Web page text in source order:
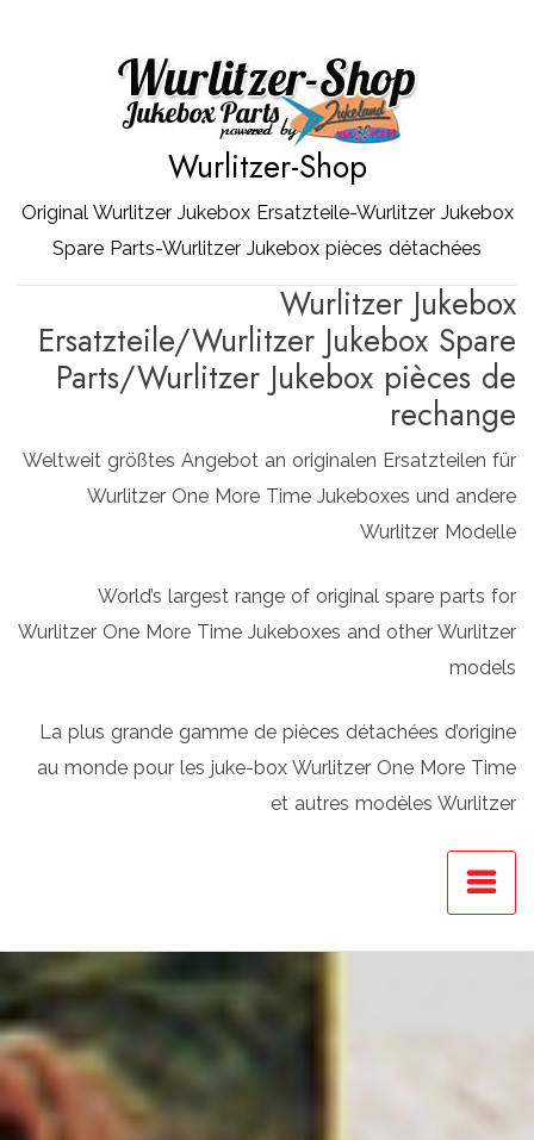
Wurlitzer-Shop
Original Wurlitzer Jukebox Ersatzteile-Wurlitzer Jukebox
Spare Parts-Wurlitzer Jukebox pièces détachées
Wurlitzer Jukebox
Ersatzteile/Wurlitzer Jukebox Spare
Parts/Wurlitzer Jukebox pièces de
rechange
Weltweit größtes Angebot an originalen Ersatzteilen für
Wurlitzer One More Time Jukeboxes und andere
Wurlitzer Modelle
World’s largest range of original spare parts for
Wurlitzer One More Time Jukeboxes and other Wurlitzer
models
La plus grande gamme de pièces détachées d’origine
au monde pour les juke-box Wurlitzer One More Time
et autres modèles Wurlitzer